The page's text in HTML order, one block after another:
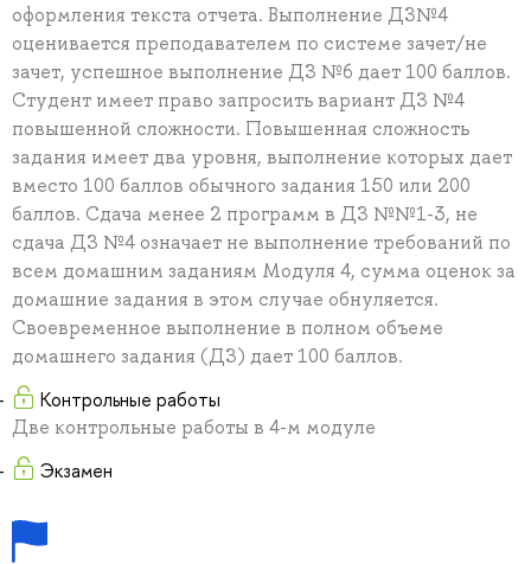
оформления текста отчета. Выполнение ДЗ№4
оценивается преподавателем по системе зачет/не
зачет, успешное выполнение ДЗ №6 дает 100 баллов.
Студент имеет право запросить вариант ДЗ №4
повышенной сложности. Повышенная сложность
задания имеет два уровня, выполнение которых дает
вместо 100 баллов обычного задания 150 или 200
баллов. Сдача менее 2 программ в ДЗ №№1-3, не
сдача ДЗ №4 означает не выполнение требований по
всем домашним заданиям Модуля 4, сумма оценок за
домашние задания в этом случае обнуляется.
Своевременное выполнение в полном объеме
домашнего задания (ДЗ) дает 100 баллов.
Контрольные работы
Две контрольные работы в 4-м модуле
Экзамен